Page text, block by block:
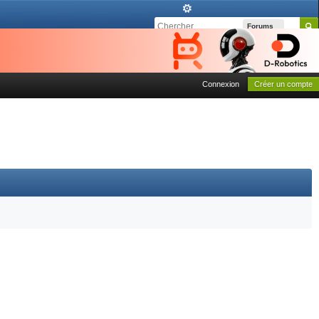
Forums
Connexion Créer un compte